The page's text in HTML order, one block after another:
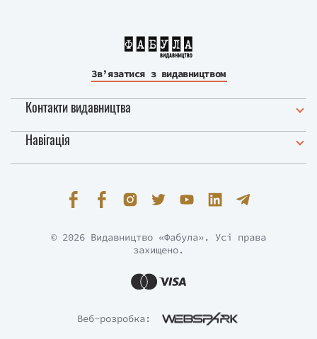
Зв’язатися з видавництвом
Контакти видавництва
Навігація
Веб-розробка:
© 2026 Видавництво «Фабула». Усі права
захищено.